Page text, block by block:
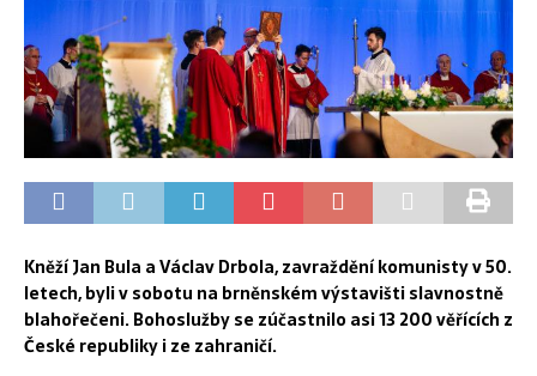
Kněží Jan Bula a Václav Drbola, zavraždění komunisty v 50.
letech, byli v sobotu na brněnském výstavišti slavnostně
blahořečeni. Bohoslužby se zúčastnilo asi 13 200 věřících z
České republiky i ze zahraničí.